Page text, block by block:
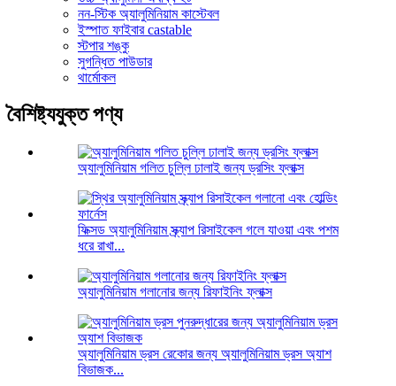
নন-স্টিক অ্যালুমিনিয়াম কাস্টেবল
ইস্পাত ফাইবার castable
স্টপার শঙ্কু
সুগন্ধিত পাউডার
থার্মোকল
বৈশিষ্ট্যযুক্ত পণ্য
অ্যালুমিনিয়াম গলিত চুল্লি ঢালাই জন্য ড্রসিং ফ্লাক্স
ফিক্সড অ্যালুমিনিয়াম স্ক্র্যাপ রিসাইকেল গলে যাওয়া এবং পশম
ধরে রাখা...
অ্যালুমিনিয়াম গলানোর জন্য রিফাইনিং ফ্লাক্স
অ্যালুমিনিয়াম ড্রস রেকোর জন্য অ্যালুমিনিয়াম ড্রস অ্যাশ
বিভাজক...